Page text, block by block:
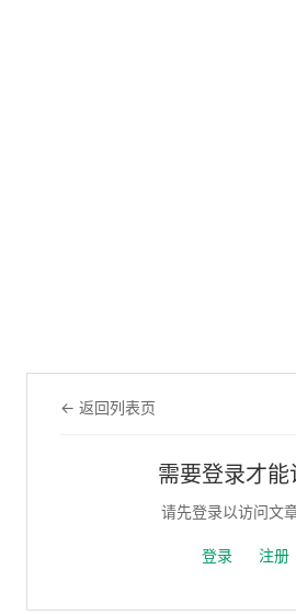
← 返回列表页
需要登录才能
请先登录以访问文
登录 注册